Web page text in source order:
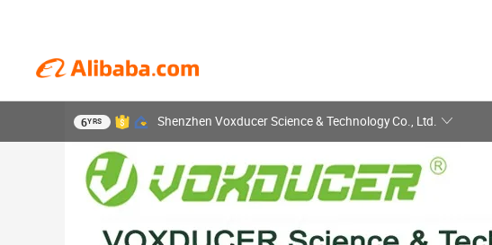
6YRS Shenzhen Voxducer Science & Technology Co., Ltd.